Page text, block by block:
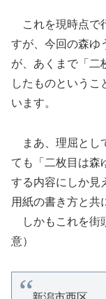
これを現時点で
すが、今回の森ゆ
が、あくまで「二
したものというこ
います。
まあ、理屈とし
ても「二枚目は森
する内容にしか見
用紙の書き方と共
しかもこれを街
意）